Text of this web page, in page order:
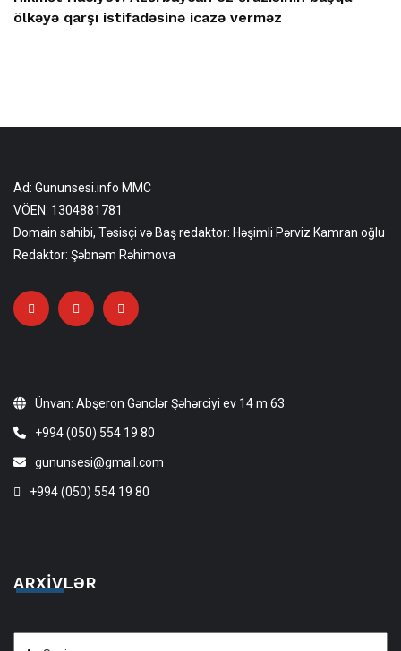
ölkəyə qarşı istifadəsinə icazə verməz
Ad: Gununsesi.info MMC
VÖEN: 1304881781
Domain sahibi, Təsisçi və Baş redaktor: Həşimli Pərviz Kamran oğlu
Redaktor: Şəbnəm Rəhimova
Ünvan: Abşeron Gənclər Şəhərciyi ev 14 m 63
+994 (050) 554 19 80
gununsesi@gmail.com
+994 (050) 554 19 80
ARXIVLƏR
Arxivlər